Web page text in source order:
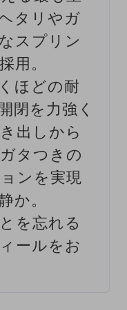
タリやガ
スプリン
用。
ほどの耐
閉を力強く
出しから
タつきの
ンを実現
か。
を忘れる
ールをお